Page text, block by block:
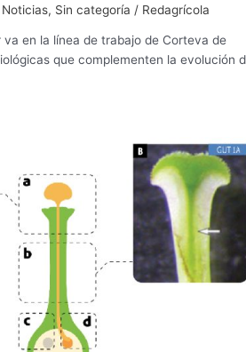
Noticias, Sin categoría / Redagrícola
va en la línea de trabajo de Corteva de
que complementen la evolución